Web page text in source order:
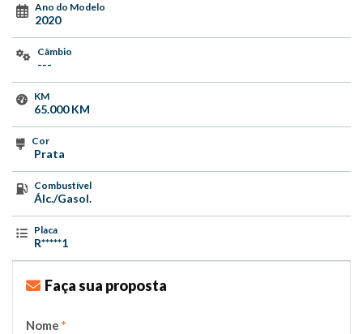
Ano do Modelo
2020
Câmbio
---
KM
65.000 KM
Cor
Prata
Combustível
Álc./Gasol.
Placa
R*****1
Faça sua proposta
Nome *